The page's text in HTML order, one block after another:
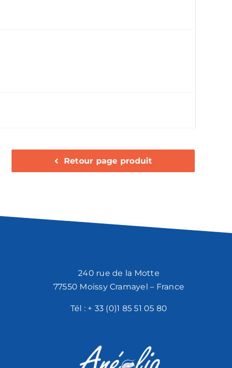
Retour page produit
240 rue de la Motte
77550 Moissy Cramayel – France
Tél : + 33 (0)1 85 51 05 80